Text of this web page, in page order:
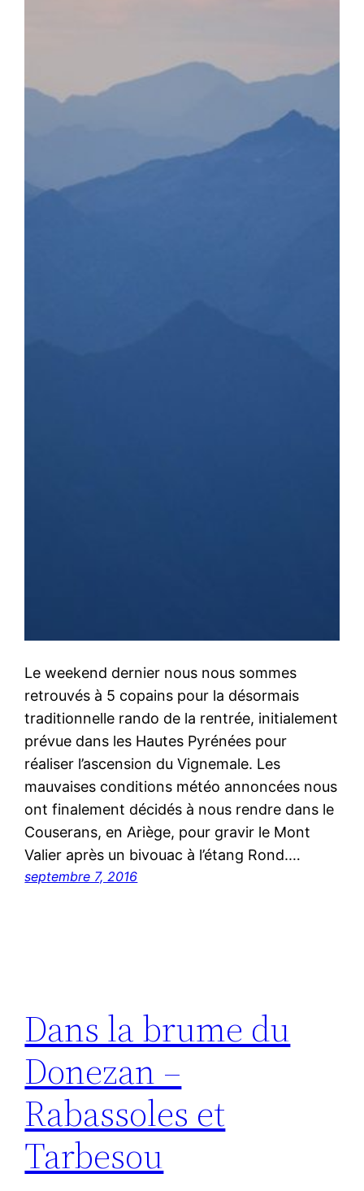
Le weekend dernier nous nous sommes
retrouvés à 5 copains pour la désormais
traditionnelle rando de la rentrée, initialement
prévue dans les Hautes Pyrénées pour
réaliser l’ascension du Vignemale. Les
mauvaises conditions météo annoncées nous
ont finalement décidés à nous rendre dans le
Couserans, en Ariège, pour gravir le Mont
Valier après un bivouac à l’étang Rond.…
septembre 7, 2016
Dans la brume du
Donezan –
Rabassoles et
Tarbesou